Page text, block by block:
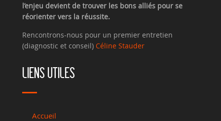
l’enjeu devient de trouver les bons alliés pour se
réorienter vers la réussite.
Rencontrons-nous pour un premier entretien
(diagnostic et conseil) Céline Stauder
LIENS UTILES
Accueil